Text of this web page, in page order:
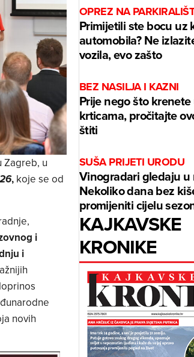
Zagreb, u
,koje se od
i
i
novih
OPREZ NA
Primijetili ste bocu uz
automobila? Ne
vozila, evo zašto
BEZ NASILJA I KAZNI
Prije nego što
krticama, pročitajte
štiti
SUŠA PRIJETI URODU
Vinogradari gledaju u
Nekoliko dana bez
promijeniti cijelu
KAJKAVSKE
KRONIKE